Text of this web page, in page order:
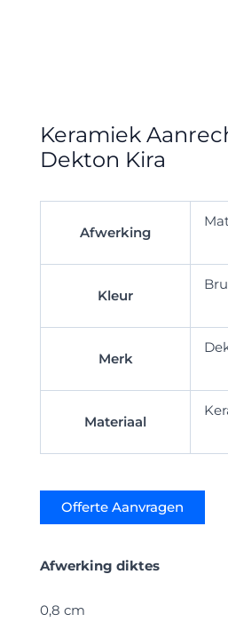
Keramiek
Dekton Kira
Afwerking
Kleur
Merk
Materiaal
Offerte Aanvragen
Afwerking diktes
0,8 cm